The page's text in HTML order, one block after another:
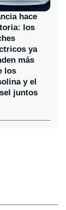
hace
los
ya
más
los
y el
juntos